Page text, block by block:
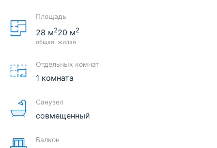
Площадь
28 м2
общая
20 м2
жилая
Отдельных комнат
1 комната
Санузел
совмещенный
Балкон